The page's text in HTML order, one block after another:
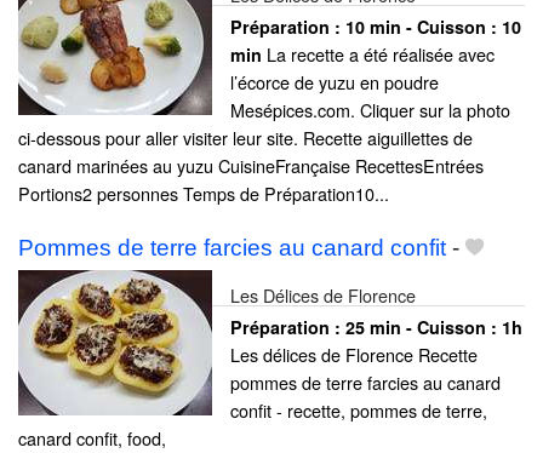
Préparation : 10 min - Cuisson : 10
min La recette a été réalisée avec
l’écorce de yuzu en poudre
Mesépices.com. Cliquer sur la photo
ci-dessous pour aller visiter leur site. Recette aiguillettes de
canard marinées au yuzu CuisineFrançaise RecettesEntrées
Portions2 personnes Temps de Préparation10...
Pommes de terre farcies au canard confit-
Les Délices de Florence
Préparation : 25 min - Cuisson : 1h
Les délices de Florence Recette
pommes de terre farcies au canard
confit - recette, pommes de terre,
canard confit, food,